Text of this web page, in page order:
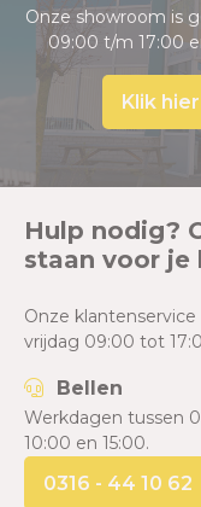
Onze showroom is
09:00 t/m 17:00
Klik
Hulp nodig?
staan voor je
Onze
vrijdag 09:00 tot
Bellen
Werkdagen tussen
10:00 en 15:00.
0316 - 44 10 62